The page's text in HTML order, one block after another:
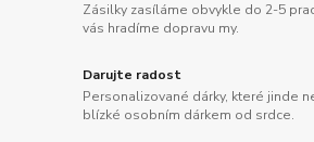
Zásilky zasíláme obvykle do 2-5
vás hradíme dopravu my.
Darujte radost
Personalizované dárky, které jinde
blízké osobním dárkem od srdce.